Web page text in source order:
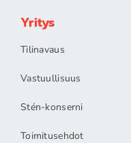
Yritys
Tilinavaus
Vastuullisuus
Stén-konserni
Toimitusehdot